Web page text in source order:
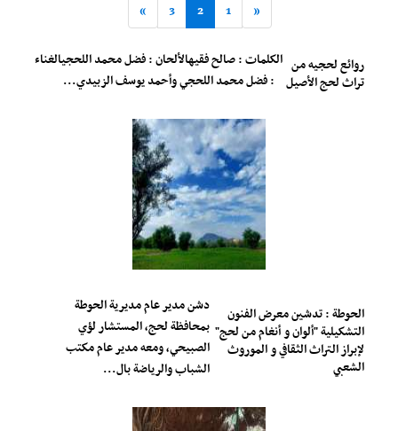
«
1
2
3
»
روائع لحجيه من
تراث لحج الأصيل
الكلمات : صالح فقيهالألحان : فضل محمد اللحجيالغناء
: فضل محمد اللحجي وأحمد يوسف الزبيدي...
الحوطة : تدشين معرض الفنون
التشكيلية "ألوان و أنغام من لحج"
لإبراز التراث الثقافي و الموروث
الشعبي
دشن مدير عام مديرية الحوطة
بمحافظة لحج، المستشار لؤي
الصبيحي، ومعه مدير عام مكتب
الشباب والرياضة بال...